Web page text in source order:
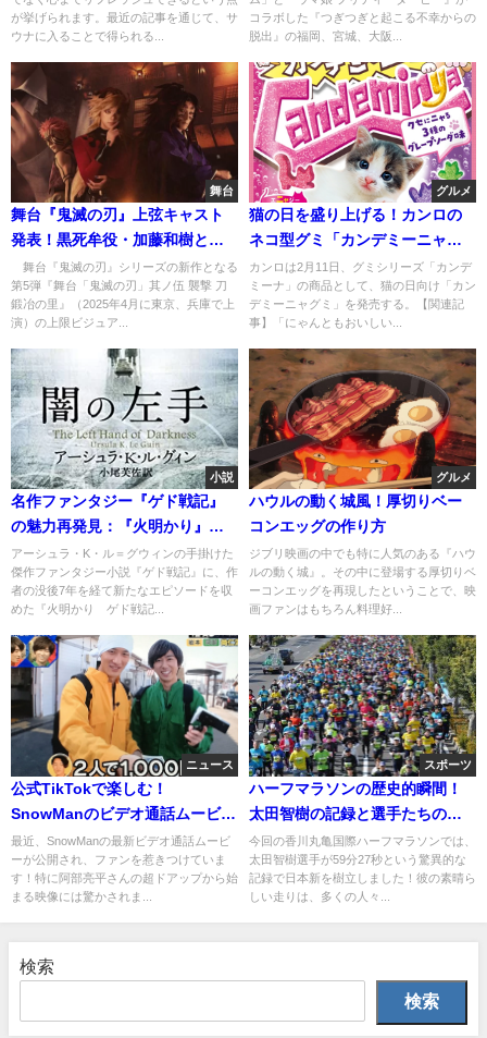
が挙げられます。最近の記事を通じて、サ
ウナに入ることで得られる...
コラボした『つぎつぎと起こる不幸からの
脱出』の福岡、宮城、大阪...
舞台
舞台『鬼滅の刃』上弦キャスト
発表！黒死牟役・加藤和樹と童
磨役・浦井健治の魅力とは
舞台『鬼滅の刃』シリーズの新作となる
第5弾『舞台「鬼滅の刃」其ノ伍 襲撃 刀
鍛冶の里』（2025年4月に東京、兵庫で上
演）の上限ビジュア...
グルメ
猫の日を盛り上げる！カンロの
ネコ型グミ「カンデミーニャグ
ミ」とは
カンロは2月11日、グミシリーズ「カンデ
ミーナ」の商品として、猫の日向け「カン
デミーニャグミ」を発売する。【関連記
事】「にゃんともおいしい...
小説
名作ファンタジー『ゲド戦記』
の魅力再発見：『火明かり』と
は
アーシュラ・K・ル＝グウィンの手掛けた
傑作ファンタジー小説『ゲド戦記』に、作
者の没後7年を経て新たなエピソードを収
めた『火明かり ゲド戦記...
グルメ
ハウルの動く城風！厚切りベー
コンエッグの作り方
ジブリ映画の中でも特に人気のある『ハウ
ルの動く城』。その中に登場する厚切りベ
ーコンエッグを再現したということで、映
画ファンはもちろん料理好...
ニュース
公式TikTokで楽しむ！
SnowManのビデオ通話ムービー
の全貌に迫る
最近、SnowManの最新ビデオ通話ムービ
ーが公開され、ファンを惹きつけていま
す！特に阿部亮平さんの超ドアップから始
まる映像には驚かされま...
スポーツ
ハーフマラソンの歴史的瞬間！
太田智樹の記録と選手たちの戦
い
今回の香川丸亀国際ハーフマラソンでは、
太田智樹選手が59分27秒という驚異的な
記録で日本新を樹立しました！彼の素晴ら
しい走りは、多くの人々...
検索
検索